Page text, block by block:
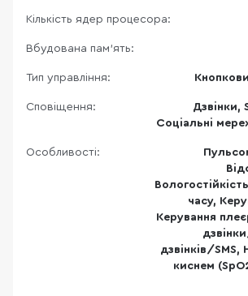
Кількість ядер процесора:
Вбудована пам'ять:
Тип управління:
Сповіщення:
Дзвінки,
Соціальні
Особливості:
часу,
Керування
дзвінків/SMS,
киснем